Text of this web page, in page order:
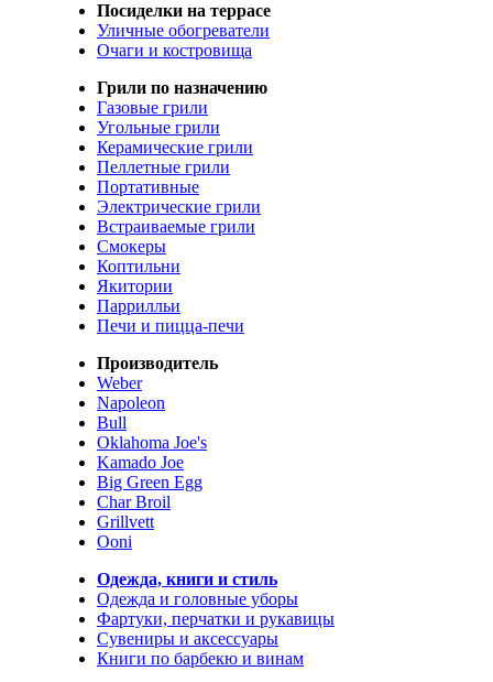
Посиделки на террасе
Уличные обогреватели
Очаги и костровища
Грили по назначению
Газовые грили
Угольные грили
Керамические грили
Пеллетные грили
Портативные
Электрические грили
Встраиваемые грили
Смокеры
Коптильни
Якитории
Паррилльи
Печи и пицца-печи
Производитель
Weber
Napoleon
Bull
Oklahoma Joe's
Kamado Joe
Big Green Egg
Char Broil
Grillvett
Ooni
Одежда, книги и стиль
Одежда и головные уборы
Фартуки, перчатки и рукавицы
Сувениры и аксессуары
Книги по барбекю и винам